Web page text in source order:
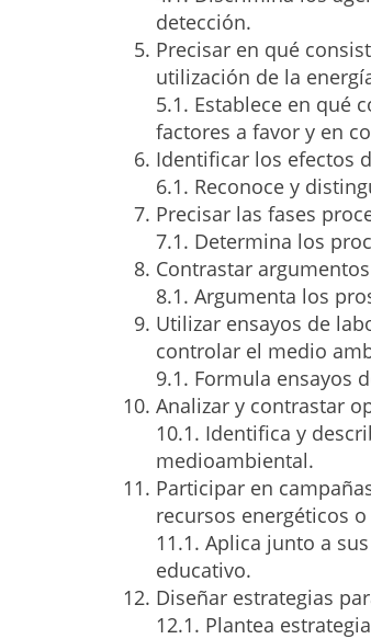
detección.
Precisar en qué
utilización de la
5.1. Establece en qué
factores a favor y en
Identificar los efectos
6.1. Reconoce y
Precisar las fases
7.1. Determina los
Contrastar
8.1. Argumenta los
Utilizar ensayos de
controlar el medio
9.1. Formula ensayos
Analizar y contrastar
10.1. Identifica y
medioambiental.
Participar en
recursos energéticos
11.1. Aplica junto a
educativo.
Diseñar estrategias
12.1. Plantea